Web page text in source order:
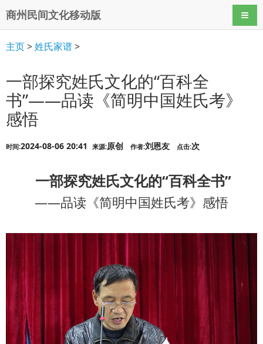
商州民间文化移动版 导航
主页>姓氏家谱>
一部探究姓氏文化的“百科全
书”——品读《简明中国姓氏考》
感悟
时间:2024-08-06 20:41 来源:原创 作者:刘恩友 点击:次
一部探究姓氏文化的“百科全书”
——品读《简明中国姓氏考》感悟